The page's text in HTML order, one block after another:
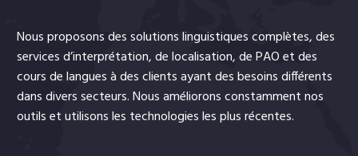
Nous proposons des solutions linguistiques complètes, des
servicesd’interprétation, delocalisation, dePAOetdes
cours de languesà des clients ayant des besoins différents
dans divers secteurs. Nous améliorons constamment nos
outils et utilisons les technologies les plus récentes.